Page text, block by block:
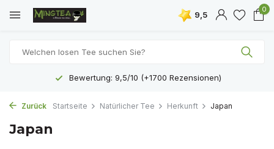
9,5
0
Kostenloser Versand ab 40 €
Zurück Startseite Natürlicher Tee Herkunft Japan
Japan